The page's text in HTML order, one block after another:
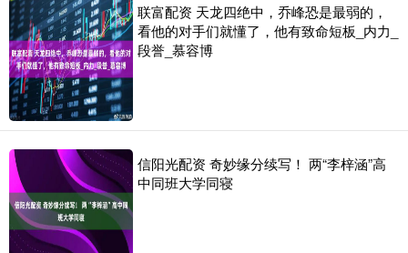
联富配资 天龙四绝中，乔峰恐是最弱的，
看他的对手们就懂了，他有致命短板_内力_
段誉_慕容博
信阳光配资 奇妙缘分续写！ 两“李梓涵”高
中同班大学同寝